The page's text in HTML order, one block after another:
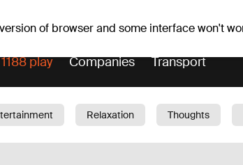
of browser and some interface won't
1188 play Companies Transport
Relaxation Thoughts